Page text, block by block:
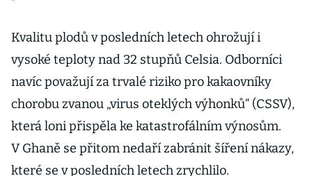
Kvalitu plodů v posledních letech ohrožují i
vysoké teploty nad 32 stupňů Celsia. Odborníci
navíc považují za trvalé riziko pro kakaovníky
chorobu zvanou „virus oteklých výhonků“ (CSSV),
která loni přispěla ke katastrofálním výnosům.
V Ghaně se přitom nedaří zabránit šíření nákazy,
které se v posledních letech zrychlilo.